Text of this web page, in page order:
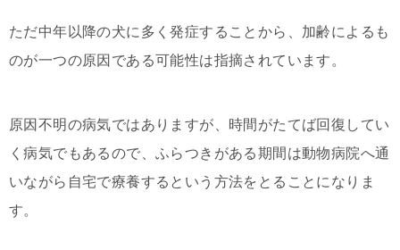
ただ中年以降の犬に多く発症することから、加齢によるも
のが一つの原因である可能性は指摘されています。
原因不明の病気ではありますが、時間がたてば回復してい
く病気でもあるので、ふらつきがある期間は動物病院へ通
いながら自宅で療養するという方法をとることになりま
す。